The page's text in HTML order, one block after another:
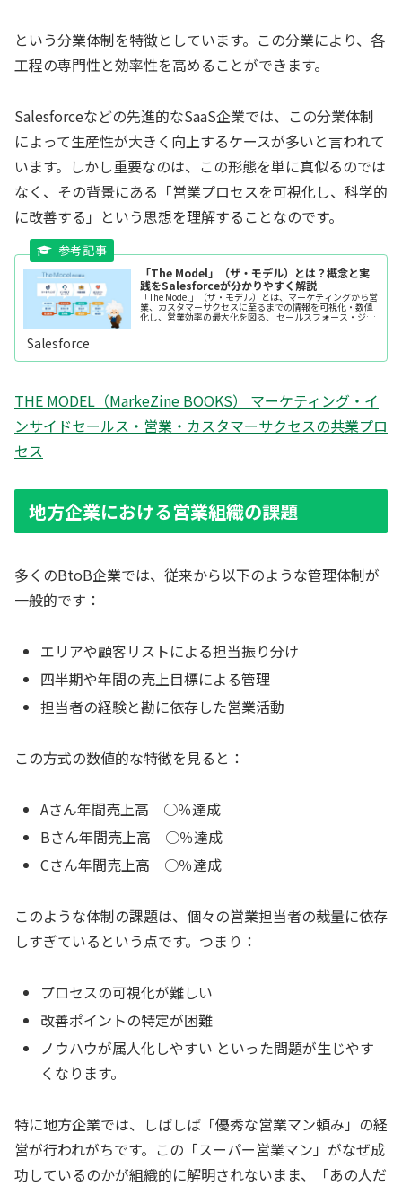
という分業体制を特徴としています。この分業により、各
工程の専門性と効率性を高めることができます。
Salesforceなどの先進的なSaaS企業では、この分業体制
によって生産性が大きく向上するケースが多いと言われて
います。しかし重要なのは、この形態を単に真似るのでは
なく、その背景にある「営業プロセスを可視化し、科学的
に改善する」という思想を理解することなのです。
「The Model」（ザ・モデル）とは？概念と実
践をSalesforceが分かりやすく解説
「The Model」（ザ・モデル）とは、マーケティングから営
業、カスタマーサクセスに至るまでの情報を可視化・数値
化し、営業効率の最大化を図る、 セールスフォース・ジャ
Salesforce
THE MODEL（MarkeZine BOOKS） マーケティング・イ
ンサイドセールス・営業・カスタマーサクセスの共業プロ
セス
地方企業における営業組織の課題
多くのBtoB企業では、従来から以下のような管理体制が
一般的です：
エリアや顧客リストによる担当振り分け
四半期や年間の売上目標による管理
担当者の経験と勘に依存した営業活動
この方式の数値的な特徴を見ると：
Aさん年間売上高 ○％達成
Bさん年間売上高 ○％達成
Cさん年間売上高 ○％達成
このような体制の課題は、個々の営業担当者の裁量に依存
しすぎているという点です。つまり：
プロセスの可視化が難しい
改善ポイントの特定が困難
ノウハウが属人化しやすい といった問題が生じやす
くなります。
特に地方企業では、しばしば「優秀な営業マン頼み」の経
営が行われがちです。この「スーパー営業マン」がなぜ成
功しているのかが組織的に解明されないまま、「あの人だ